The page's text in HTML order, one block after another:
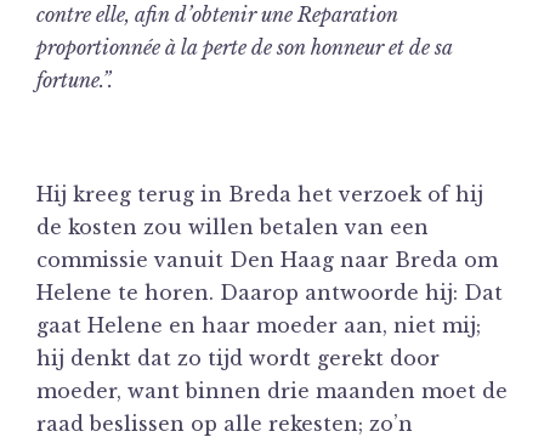
contre elle, afin d’obtenir une Reparation
proportionnée à la perte de son honneur et de sa
fortune.”.
Hij kreeg terug in Breda het verzoek of hij
de kosten zou willen betalen van een
commissie vanuit Den Haag naar Breda om
Helene te horen. Daarop antwoorde hij: Dat
gaat Helene en haar moeder aan, niet mij;
hij denkt dat zo tijd wordt gerekt door
moeder, want binnen drie maanden moet de
raad beslissen op alle rekesten; zo’n